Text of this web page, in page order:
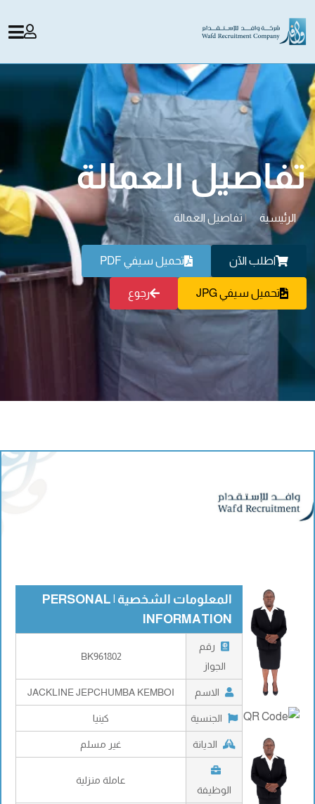
تفاصيل العمالة
الرئيسية |تفاصيل العمالة
اطلب الآن تحميل سيفي PDF
تحميل سيفي JPG رجوع
المعلومات الشخصية | PERSONAL
INFORMATION
رقم
الجواز
BK961802
الاسم JACKLINE JEPCHUMBA KEMBOI
الجنسية كينيا
الديانة غير مسلم
الوظيفة
عاملة منزلية